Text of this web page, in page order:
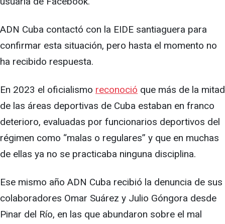
ADN Cuba contactó con la EIDE santiaguera para
confirmar esta situación, pero hasta el momento no
ha recibido respuesta.
En 2023 el oficialismo reconoció que más de la mitad
de las áreas deportivas de Cuba estaban en franco
deterioro, evaluadas por funcionarios deportivos del
régimen como “malas o regulares” y que en muchas
de ellas ya no se practicaba ninguna disciplina.
Ese mismo año ADN Cuba recibió la denuncia de sus
colaboradores Omar Suárez y Julio Góngora desde
Pinar del Río, en las que abundaron sobre el mal